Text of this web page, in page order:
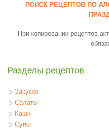
ПОИСК РЕЦЕПТОВ ПО
При копировании рецептов
Разделы рецептов
Закуски
Салаты
Каши
Супы